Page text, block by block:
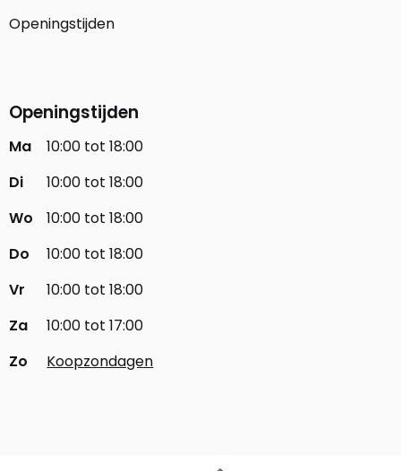
Openingstijden
Openingstijden
Ma
10:00 tot 18:00
Di
10:00 tot 18:00
Wo
10:00 tot 18:00
Do
10:00 tot 18:00
Vr
10:00 tot 18:00
Za
10:00 tot 17:00
Zo
Koopzondagen